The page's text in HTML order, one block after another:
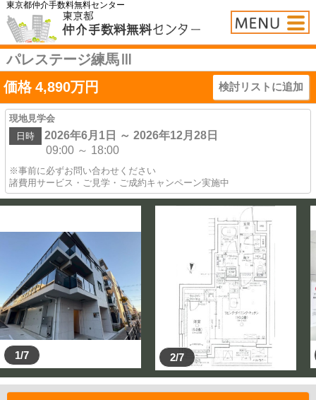
東京都仲介手数料無料センター
パレステージ練馬Ⅲ
価格 4,890万円 検討リストに追加
現地見学会
日時
2026年6月1日 ～ 2026年12月28日
09:00 ～ 18:00
※事前に必ずお問い合わせください
諸費用サービス・ご見学・ご成約キャンペーン実施中
1/7 2/7